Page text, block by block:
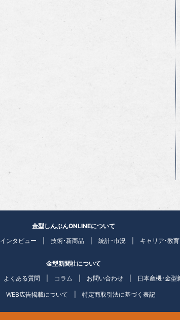
金型しんぶんONLINEについて
インタビュー 技術・新商品 統計・市況 キャリア・教育
金型新聞社について
よくある質問 コラム お問い合わせ 日本産機・金
WEB広告掲載について 特定商取引法に基づく表記